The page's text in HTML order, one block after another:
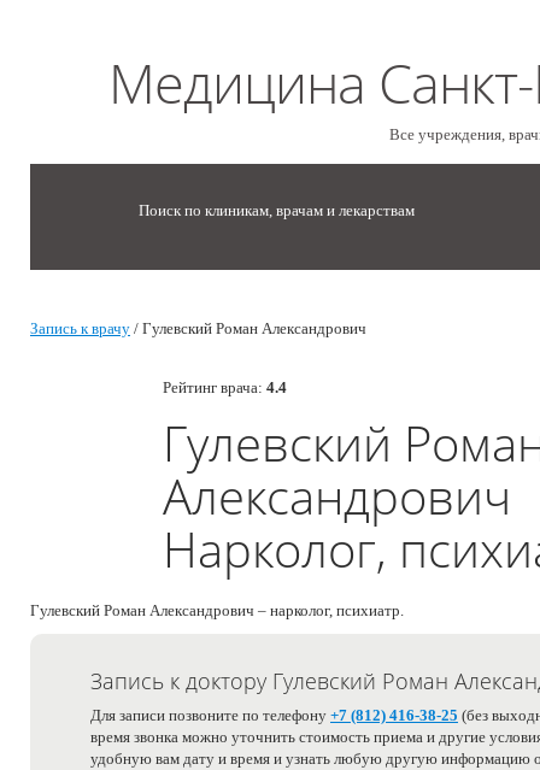
Медицина
Все учреждения,
Поиск по клиникам, врачам и лекарствам
Запись к врачу / Гулевский Роман Александрович
Гулевский
Александрович
Нарколог,
Рейтинг врача: 4.4
Гулевский Роман Александрович – нарколог, психиатр.
Запись к доктору Гулевский Роман
Для записи позвоните по телефону +7 (812) 416-38-25 (без
время звонка можно уточнить стоимость приема и другие
удобную вам дату и время и узнать любую другую информацию